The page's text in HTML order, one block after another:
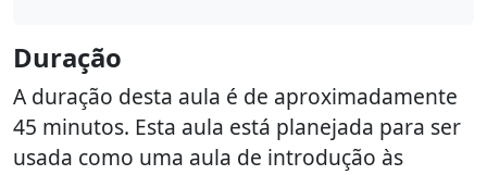
Duração
A duração desta aula é de aproximadamente
45 minutos. Esta aula está planejada para ser
usada como uma aula de introdução às